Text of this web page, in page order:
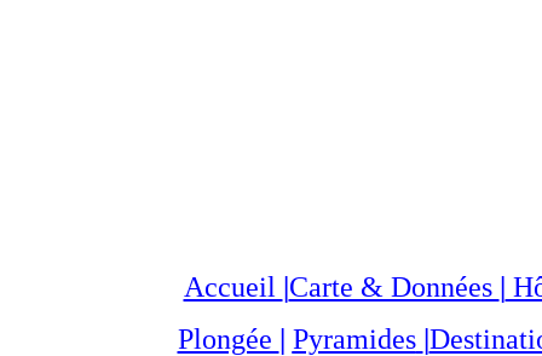
Accueil |Carte & Données |
Plongée | Pyramides |